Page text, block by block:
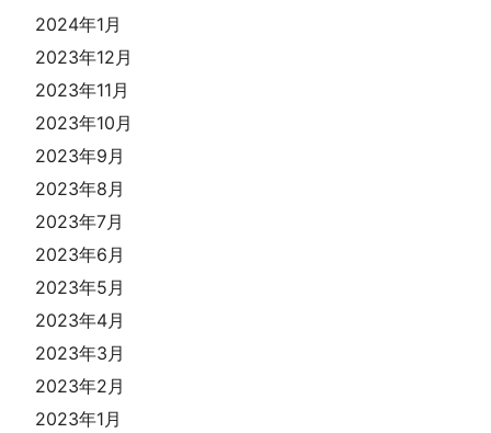
2024年1月
2023年12月
2023年11月
2023年10月
2023年9月
2023年8月
2023年7月
2023年6月
2023年5月
2023年4月
2023年3月
2023年2月
2023年1月